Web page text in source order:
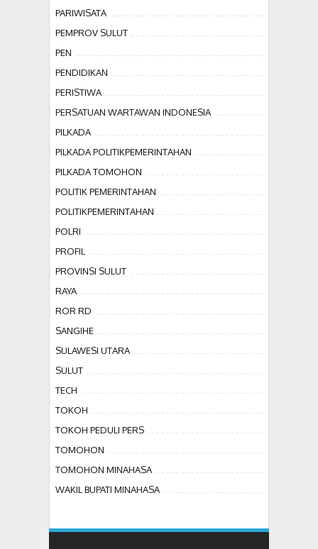
PARIWISATA
PEMPROV SULUT
PEN
PENDIDIKAN
PERISTIWA
PERSATUAN WARTAWAN INDONESIA
PILKADA
PILKADA POLITIKPEMERINTAHAN
PILKADA TOMOHON
POLITIK PEMERINTAHAN
POLITIKPEMERINTAHAN
POLRI
PROFIL
PROVINSI SULUT
RAYA
ROR RD
SANGIHE
SULAWESI UTARA
SULUT
TECH
TOKOH
TOKOH PEDULI PERS
TOMOHON
TOMOHON MINAHASA
WAKIL BUPATI MINAHASA